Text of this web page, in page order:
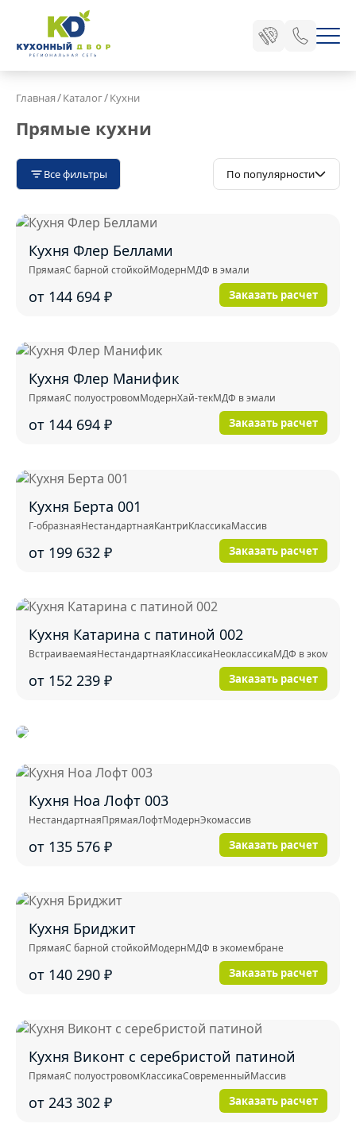
Главная/Каталог/Кухни
Прямые кухни
Все фильтры По популярности
Кухня Флер Беллами
ПрямаяС барной стойкойМодернМДФ в эмали
от 144 694 ₽ Заказать расчет
Кухня Флер Манифик
ПрямаяС полуостровомМодернХай-текМДФ в эмали
от 144 694 ₽ Заказать расчет
Кухня Берта 001
Г-образнаяНестандартнаяКантриКлассикаМассив
от 199 632 ₽ Заказать расчет
Кухня Катарина с патиной 002
ВстраиваемаяНестандартнаяКлассикаНеоклассикаМДФ в
от 152 239 ₽ Заказать расчет
Кухня Ноа Лофт 003
НестандартнаяПрямаяЛофтМодернЭкомассив
от 135 576 ₽ Заказать расчет
Кухня Бриджит
ПрямаяС барной стойкойМодернМДФ в экомембране
от 140 290 ₽ Заказать расчет
Кухня Виконт с серебристой патиной
ПрямаяС полуостровомКлассикаСовременныйМассив
от 243 302 ₽ Заказать расчет